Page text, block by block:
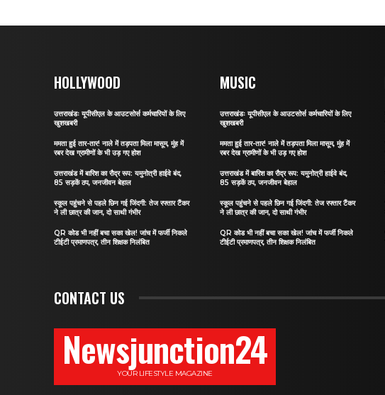
HOLLYWOOD
उत्तराखंडः यूपीसीएल के आउटसोर्स कर्मचारियों के लिए
खुशखबरी
ममता हुई तार-तार! नाले में तड़पता मिला मासूम, मुंह में
रबर देख ग्रामीणों के भी उड़ गए होश
उत्तराखंड में बारिश का रौद्र रूप: यमुनोत्री हाईवे बंद,
85 सड़कें ठप, जनजीवन बेहाल
स्कूल पहुंचने से पहले छिन गई जिंदगी: तेज रफ्तार टैंकर
ने ली छात्र की जान, दो साथी गंभीर
QR कोड भी नहीं बचा सका खेल! जांच में फर्जी निकले
टीईटी प्रमाणपत्र, तीन शिक्षक निलंबित
MUSIC
उत्तराखंडः यूपीसीएल के आउटसोर्स कर्मचारियों के लिए
खुशखबरी
ममता हुई तार-तार! नाले में तड़पता मिला मासूम, मुंह में
रबर देख ग्रामीणों के भी उड़ गए होश
उत्तराखंड में बारिश का रौद्र रूप: यमुनोत्री हाईवे बंद,
85 सड़कें ठप, जनजीवन बेहाल
स्कूल पहुंचने से पहले छिन गई जिंदगी: तेज रफ्तार टैंकर
ने ली छात्र की जान, दो साथी गंभीर
QR कोड भी नहीं बचा सका खेल! जांच में फर्जी निकले
टीईटी प्रमाणपत्र, तीन शिक्षक निलंबित
CONTACT US
Newsjunction24
YOUR LIFESTYLE MAGAZINE